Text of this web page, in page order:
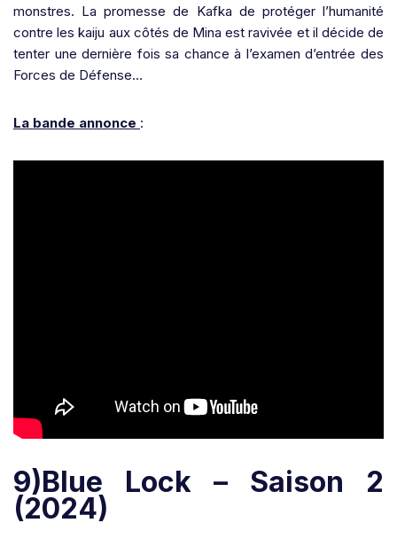
monstres. La promesse de Kafka de protéger l’humanité
contre les kaiju aux côtés de Mina est ravivée et il décide de
tenter une dernière fois sa chance à l’examen d’entrée des
Forces de Défense…
La bande annonce :
9)Blue Lock – Saison 2
(2024)